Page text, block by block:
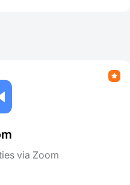
via Zoom